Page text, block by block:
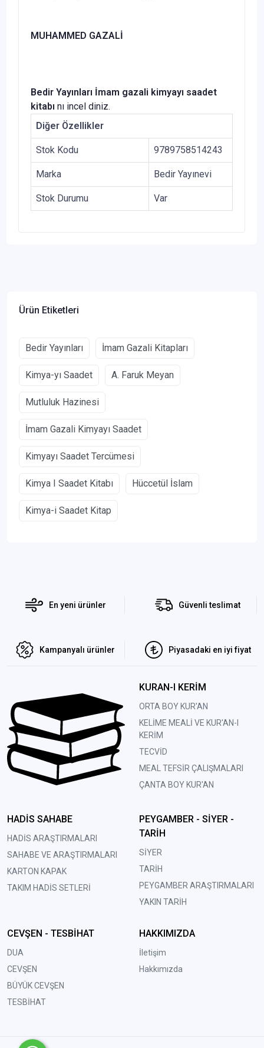
MUHAMMED GAZALİ
Bedir Yayınları İmam gazali kimyayı saadet
kitabı nı incel diniz.
Diğer Özellikler
Stok Kodu 9789758514243
Marka Bedir Yayınevi
Stok Durumu Var
Ürün Etiketleri
Bedir Yayınları İmam Gazali Kitapları
Kimya-yı Saadet A. Faruk Meyan
Mutluluk Hazinesi
İmam Gazali Kimyayı Saadet
Kimyayı Saadet Tercümesi
Kimya I Saadet Kitabı Hüccetül İslam
Kimya-i Saadet Kitap
En yeni ürünler Güvenli teslimat
Kampanyalı ürünler Piyasadaki en iyi fiyat
KURAN-I KERİM
ORTA BOY KUR'AN
KELİME MEALİ VE KUR'AN-I
KERİM
TECVİD
MEAL TEFSİR ÇALIŞMALARI
ÇANTA BOY KUR'AN
HADİS SAHABE
HADİS ARAŞTIRMALARI
SAHABE VE ARAŞTIRMALARI
KARTON KAPAK
TAKIM HADİS SETLERİ
PEYGAMBER - SİYER -
TARİH
SİYER
TARİH
PEYGAMBER ARAŞTIRMALARI
YAKIN TARİH
CEVŞEN - TESBİHAT
DUA
CEVŞEN
BÜYÜK CEVŞEN
TESBİHAT
HAKKIMIZDA
İletişim
Hakkımızda